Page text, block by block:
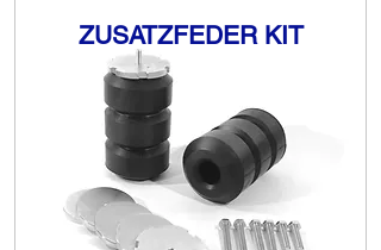
ZUSATZFEDER KIT